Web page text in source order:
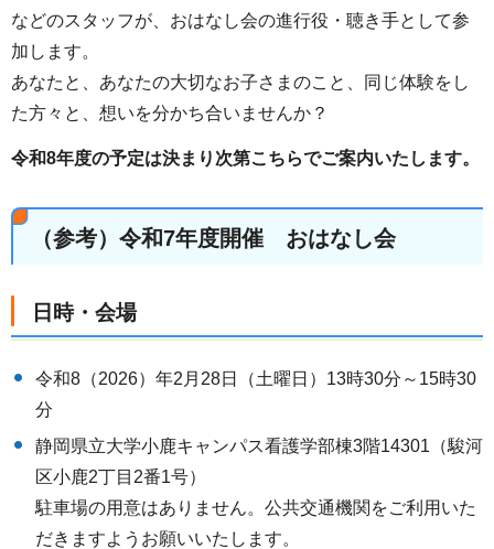
などのスタッフが、おはなし会の進行役・聴き手として参
加します。
あなたと、あなたの大切なお子さまのこと、同じ体験をし
た方々と、想いを分かち合いませんか？
令和8年度の予定は決まり次第こちらでご案内いたします。
（参考）令和7年度開催 おはなし会
日時・会場
令和8（2026）年2月28日（土曜日）13時30分～15時30
分
静岡県立大学小鹿キャンパス看護学部棟3階14301（駿河
区小鹿2丁目2番1号）
駐車場の用意はありません。公共交通機関をご利用いた
だきますようお願いいたします。